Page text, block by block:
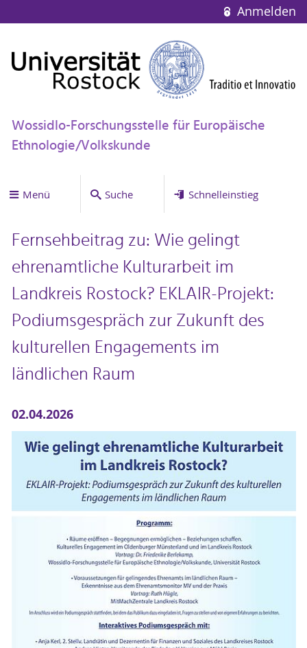
Anmelden
Wossidlo-Forschungsstelle für Europäische
Ethnologie/Volkskunde
Menü Suche Schnelleinstieg
Fernsehbeitrag zu: Wie gelingt
ehrenamtliche Kulturarbeit im
Landkreis Rostock? EKLAIR-Projekt:
Podiumsgespräch zur Zukunft des
kulturellen Engagements im
ländlichen Raum
02.04.2026